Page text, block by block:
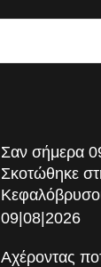
Σαν σήμερα
Σκοτώθηκε
09|08|2026
Αχέροντας